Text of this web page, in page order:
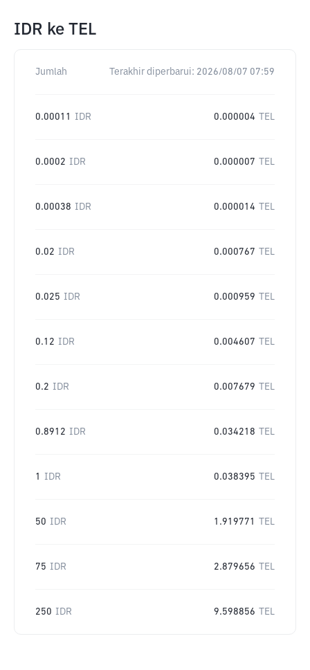
IDR ke TEL
Jumlah Terakhir diperbarui: 2026/08/07 07:59
0.00011 IDR 0.000004 TEL
0.0002 IDR 0.000007 TEL
0.00038 IDR 0.000014 TEL
0.02 IDR 0.000767 TEL
0.025 IDR 0.000959 TEL
0.12 IDR 0.004607 TEL
0.2 IDR 0.007679 TEL
0.8912 IDR 0.034218 TEL
1 IDR 0.038395 TEL
50 IDR 1.919771 TEL
75 IDR 2.879656 TEL
250 IDR 9.598856 TEL